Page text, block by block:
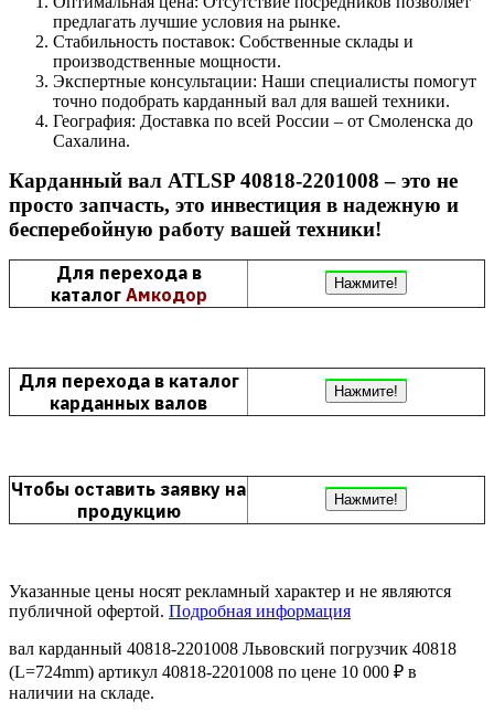
предлагать лучшие условия на рынке.
Стабильность поставок: Собственные склады и
производственные мощности.
Экспертные консультации: Наши специалисты помогут
точно подобрать карданный вал для вашей техники.
География: Доставка по всей России – от Смоленска до
Сахалина.
Карданный вал ATLSP 40818-2201008 – это не
просто запчасть, это инвестиция в надежную и
бесперебойную работу вашей техники!
Для перехода в
каталог Амкодор
Нажмите!
Для перехода в каталог
карданных валов
Нажмите!
Чтобы оставить заявку на
продукцию
Нажмите!
Указанные цены носят рекламный характер и не являются
публичной офертой. Подробная информация
вал карданный 40818-2201008 Львовский погрузчик 40818
(L=724mm) артикул 40818-2201008 по цене 10 000 ₽ в
наличии на складе.